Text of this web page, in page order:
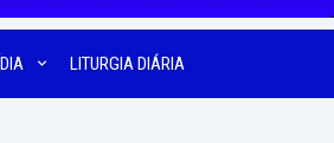
LITURGIA DIÁRIA